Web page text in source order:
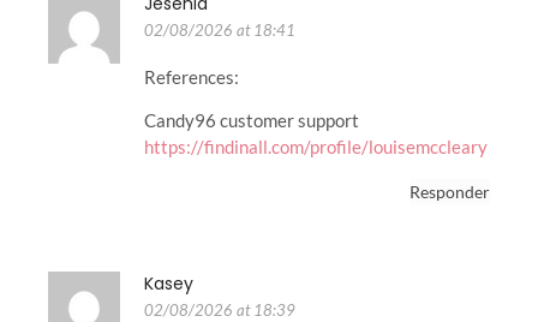
02/08/2026 at 18:41
References:
Candy96 customer support
https://findinall.com/profile/louisemccleary
Responder
Kasey
02/08/2026 at 18:39